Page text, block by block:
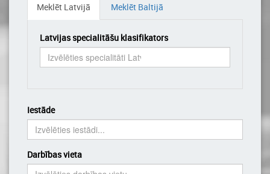
Meklēt Latvijā Meklēt Baltijā
Latvijas specialitāšu klasifikators
Iestāde
Darbības vieta